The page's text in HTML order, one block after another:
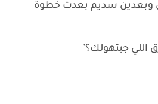
وبعدين سديم بعدت خطوة
اللي جبتهولك؟"